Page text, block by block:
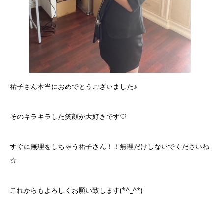
祐子さん本当におめでとうございました♪
そのキラキラした笑顔が大好きです♡
すぐに無理をしちゃう祐子さん！！無理だけしないでくださいね
☆
これからもよろしくお願い致します(*^_^*)